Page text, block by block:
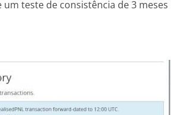
teste de consistência de 3 meses